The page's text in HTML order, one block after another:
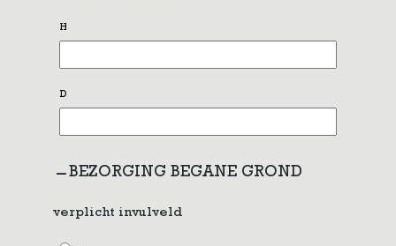
H
D
BEZORGING BEGANE GROND
verplicht invulveld